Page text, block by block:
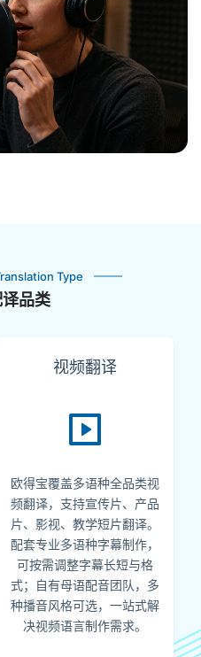
品类
Type
视频翻译
欧得宝覆盖多语种全品类视
频翻译，支持宣传片、产品
片、影视、教学短片翻译。
配套专业多语种字幕制作，
可按需调整字幕长短与格
式；自有母语配音团队，多
种播音风格可选，一站式解
决视频语言制作需求。